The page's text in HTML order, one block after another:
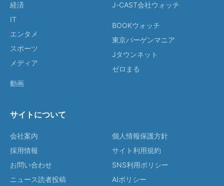
経済
IT
エンタメ
スポーツ
メディア
動画
J-CAST会社ウォッチ
BOOKウォッチ
東京バーゲンマニア
Jタウンネット
ゼロまる
サイトについて
会社案内
採用情報
お問い合わせ
ニュース読者投稿
個人情報保護方針
サイト利用規約
SNS利用ポリシー
AIポリシー